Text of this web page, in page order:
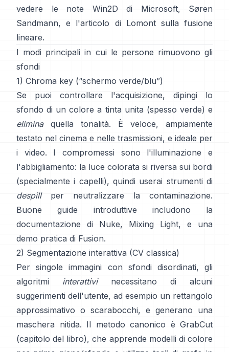
vedere
le note Win2D di Microsoft,
Søren
Sandmann, e l'articolo di Lomont sulla fusione
lineare.
I modi principali in cui le persone rimuovono gli
sfondi
1) Chroma key (“schermo verde/blu”)
Se puoi controllare l'acquisizione, dipingi lo
sfondo di un colore a tinta unita (spesso verde) e
eliminaquella tonalità. È veloce, ampiamente
testato nel cinema e nelle trasmissioni, e ideale per
i video. I compromessi sono l'illuminazione e
l'abbigliamento: la luce colorata si riversa sui bordi
(specialmente i capelli), quindi userai strumenti di
despillper neutralizzare la contaminazione.
Buone guide introduttive includono la
documentazione di Nuke, Mixing Light, e una
demo pratica di Fusion.
2) Segmentazione interattiva (CV classica)
Per singole immagini con sfondi disordinati, gli
algoritmi interattivinecessitano di alcuni
suggerimenti dell'utente, ad esempio un rettangolo
approssimativo o scarabocchi, e generano una
maschera nitida. Il metodo canonico è GrabCut
(capitolo del libro), che apprende modelli di colore